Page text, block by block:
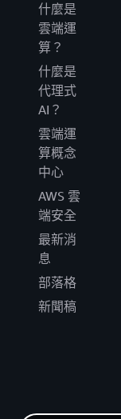
什麼是
雲端運
算？
什麼是
代理式
AI？
雲端運
算概念
中心
AWS 雲
端安全
最新消
息
部落格
新聞稿